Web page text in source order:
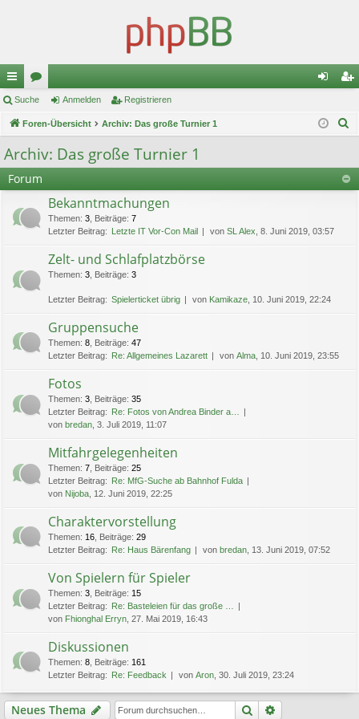
ch
ne
llz
ug
or
en m ist
re
Suche Anmelden Registrieren
Foren-Übersicht Archiv: Das große Turnier 1
e
Archiv: Das große Turnier 1
Forum
Bekanntmachungen
Themen: 3 Beiträge: 7
Letzter Beitrag: Letzte IT Vor-Con Mail von SL Alex , 8. Juni 2019, 03:57
Zelt- und Schlafplatzbörse
Themen: 3 Beiträge: 3
Letzter Beitrag: Spielerticket übrig von Kamikaze , 10. Juni 2019, 22:24
Gruppensuche
Themen: 8 Beiträge: 47
Letzter Beitrag: Re: Allgemeines Lazarett von Alma , 10. Juni 2019, 23:55
Fotos
Themen: 3 Beiträge: 35
Letzter Beitrag: Re: Fotos von Andrea Binder a…
von bredan , 3. Juli 2019, 11:07
Mitfahrgelegenheiten
Themen: 7 Beiträge: 25
Letzter Beitrag: Re: MfG-Suche ab Bahnhof Fulda
von Nijoba , 12. Juni 2019, 22:25
Charaktervorstellung
Themen: 16 Beiträge: 29
Letzter Beitrag: Re: Haus Bärenfang von bredan , 13. Juni 2019, 07:52
Von Spielern für Spieler
Themen: 3 Beiträge: 15
Letzter Beitrag: Re: Basteleien für das große …
von Fhionghal Erryn , 27. Mai 2019, 16:43
Diskussionen
Themen: 8 Beiträge: 161
Letzter Beitrag: Re: Feedback von Aron , 30. Juli 2019, 23:24
Neues Thema Suche